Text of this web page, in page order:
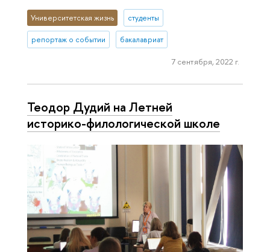
Университетская жизнь студенты
репортаж о событии бакалавриат
7 сентября, 2022 г.
Теодор Дудий на Летней
историко-фи­ло­ло­ги­че­ской школе